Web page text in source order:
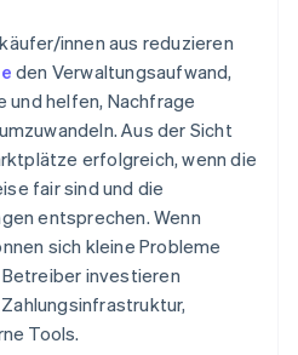
innen aus reduzieren
den Verwaltungsaufwand,
und helfen, Nachfrage
Aus der Sicht
erfolgreich, wenn die
fair sind und die
entsprechen. Wenn
sich kleine Probleme
investieren
Tools.